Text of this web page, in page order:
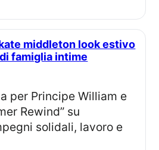
famiglia intime
Rewind” su
solidali, lavoro e